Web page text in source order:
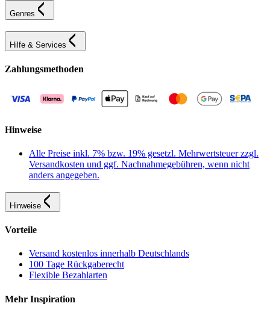
Genres
Hilfe & Services
Zahlungsmethoden
Hinweise
Alle Preise inkl. 7% bzw. 19% gesetzl. Mehrwertsteuer zzgl.
Versandkosten und ggf. Nachnahmegebühren, wenn nicht
anders angegeben.
Hinweise
Vorteile
Versand kostenlos innerhalb Deutschlands
100 Tage Rückgaberecht
Flexible Bezahlarten
Mehr Inspiration